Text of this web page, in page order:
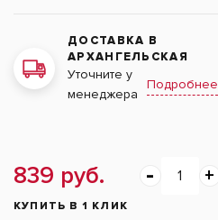
ДОСТАВКА В
АРХАНГЕЛЬСКАЯ
Уточните у
менеджера
Подробнее
839 руб.
КУПИТЬ В 1 КЛИК